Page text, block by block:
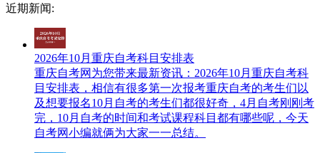
近期新闻:
2026年10月重庆自考科目安排表
重庆自考网​为您带来最新资讯：2026年10月重庆自考科
目安排表，相信有很多第一次报考重庆自考的考生们以
及想要报名10月自考的考生们都很好奇，4月自考刚刚考
完，10月自考的时间和考试课程科目都有哪些呢，今天
自考网小编就俩为大家一一总结。